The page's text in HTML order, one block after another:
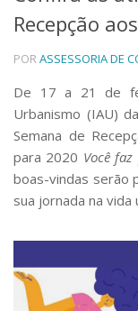
Telefones e
Pessoas
Ensino
Graduação
Pós-Graduação
Educação a
Cursos de
Pesquisa e
Linhas de
Pós-doutorado
Transferência
Empresas
Recepção
PORASSESSORIA DE
De 17 a 21 de
Urbanismo (IAU)
Semana de
para 2020 Você
boas-vindas serão
sua jornada na vida